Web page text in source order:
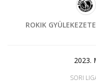
ROKIK GYÜLEKEZETE
2023.
SORI